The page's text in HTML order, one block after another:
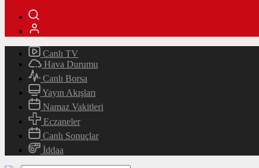
Canlı TV
Hava Durumu
Canlı Borsa
Yayın Akışları
Namaz Vakitleri
Eczaneler
Canlı Sonuçlar
İddaa